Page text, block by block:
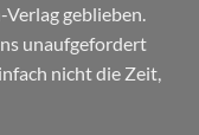
geblieben.
unaufgefordert
nicht die Zeit,